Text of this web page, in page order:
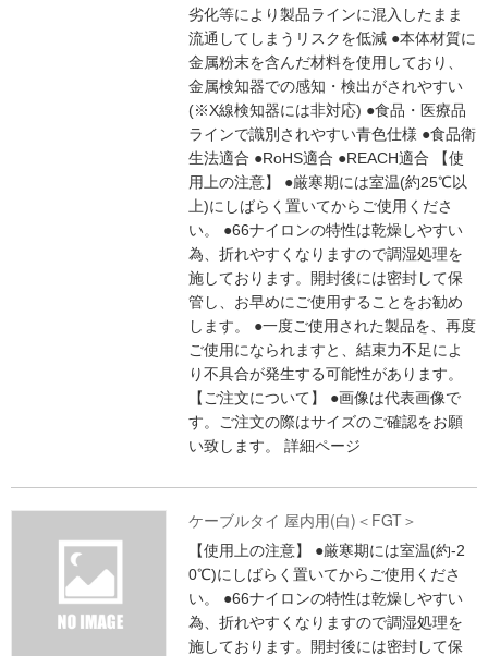
劣化等により製品ラインに混入したまま
流通してしまうリスクを低減 ●本体材質に
金属粉末を含んだ材料を使用しており、
金属検知器での感知・検出がされやすい
(※X線検知器には非対応) ●食品・医療品
ラインで識別されやすい青色仕様 ●食品衛
生法適合 ●RoHS適合 ●REACH適合 【使
用上の注意】 ●厳寒期には室温(約25℃以
上)にしばらく置いてからご使用くださ
い。 ●66ナイロンの特性は乾燥しやすい
為、折れやすくなりますので調湿処理を
施しております。開封後には密封して保
管し、お早めにご使用することをお勧め
します。 ●一度ご使用された製品を、再度
ご使用になられますと、結束力不足によ
り不具合が発生する可能性があります。
【ご注文について】 ●画像は代表画像で
す。ご注文の際はサイズのご確認をお願
い致します。 詳細ページ
ケーブルタイ 屋内用(白)＜FGT＞
【使用上の注意】 ●厳寒期には室温(約-2
0℃)にしばらく置いてからご使用くださ
い。 ●66ナイロンの特性は乾燥しやすい
為、折れやすくなりますので調湿処理を
施しております。開封後には密封して保